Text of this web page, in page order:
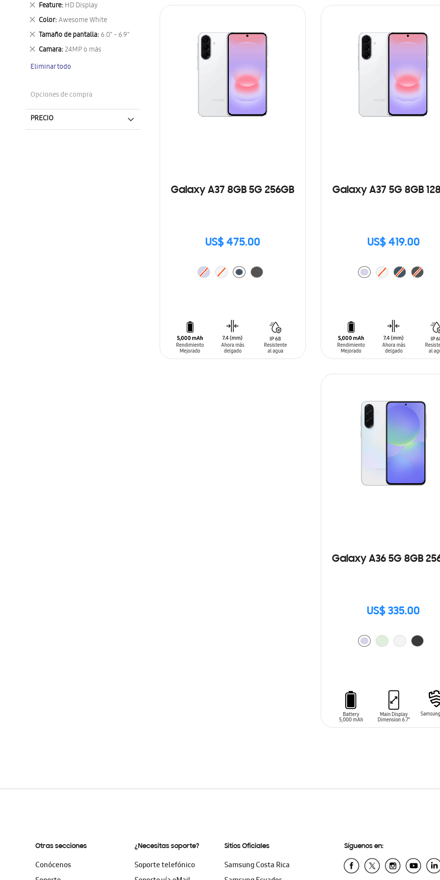
Galaxy A37 8GB 5G 256GB
US$ 475.00
Galaxy A37 5G 8GB
US$ 419.00
Galaxy A36 5G 8GB
US$ 335.00
artículo
Feature HD Display
Eliminar
este
artículo
Color Awesome White
Eliminar
este
artículo
Tamaño de pantalla 6.0" - 6.9"
Eliminar
este
artículo
Camara 24MP o más
Eliminar
artículo
Eliminar todo
Opciones de compra
PRECIO
Otras secciones
Conócenos
¿Necesitas soporte?
Soporte telefónico
Sitios Oficiales
Samsung Costa Rica
Síguenos en: